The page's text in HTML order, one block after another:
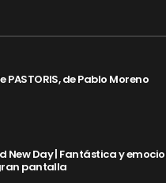
PASTORIS, de Pablo Moreno
New Day | Fantástica y
pantalla